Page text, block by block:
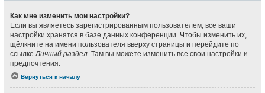
Как мне изменить мои настройки?
Если вы являетесь зарегистрированным пользователем, все ваши
настройки хранятся в базе данных конференции. Чтобы изменить их,
щёлкните на имени пользователя вверху страницы и перейдите по
ссылкеЛичный раздел. Там вы можете изменить все свои настройки и
предпочтения.
Вернуться к началу